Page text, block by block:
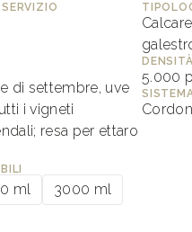
di settembre, uve
i vigneti
resa per ettaro
ml 3000 ml
5.000